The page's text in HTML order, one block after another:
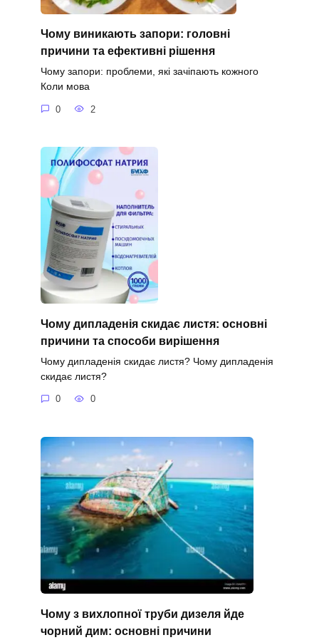
Чому виникають запори: головні
причини та ефективні рішення
Чому запори: проблеми, які зачіпають кожного
Коли мова
0 2
Чому дипладенія скидає листя: основні
причини та способи вирішення
Чому дипладенія скидає листя? Чому дипладенія
скидає листя?
0 0
Чому з вихлопної труби дизеля йде
чорний дим: основні причини